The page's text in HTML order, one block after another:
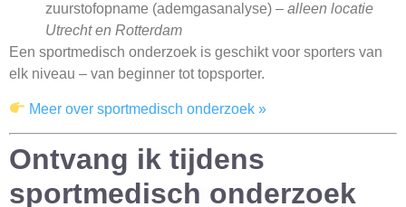
zuurstofopname (ademgasanalyse) – alleen locatie
Utrecht en Rotterdam
Een sportmedisch onderzoek is geschikt voor sporters van
elk niveau – van beginner tot topsporter.
Meer over sportmedisch onderzoek »
Ontvang ik tijdens
sportmedisch onderzoek